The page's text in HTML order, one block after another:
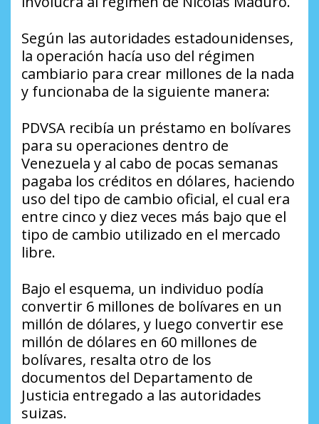
Según las autoridades estadounidenses,
la operación hacía uso del régimen
cambiario para crear millones de la nada
y funcionaba de la siguiente manera:
PDVSA recibía un préstamo en bolívares
para su operaciones dentro de
Venezuela y al cabo de pocas semanas
pagaba los créditos en dólares, haciendo
uso del tipo de cambio oficial, el cual era
entre cinco y diez veces más bajo que el
tipo de cambio utilizado en el mercado
libre.
Bajo el esquema, un individuo podía
convertir 6 millones de bolívares en un
millón de dólares, y luego convertir ese
millón de dólares en 60 millones de
bolívares, resalta otro de los
documentos del Departamento de
Justicia entregado a las autoridades
suizas.